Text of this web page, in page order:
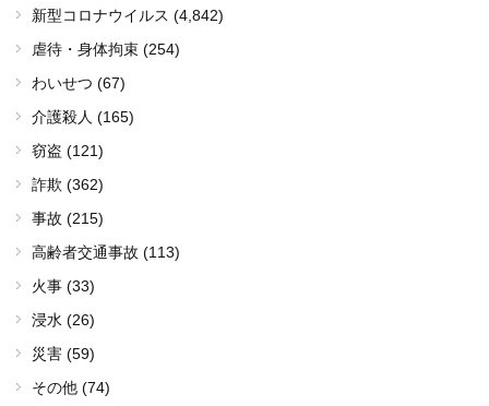
新型コロナウイルス (4,842)
虐待・身体拘束 (254)
わいせつ (67)
介護殺人 (165)
窃盗 (121)
詐欺 (362)
事故 (215)
高齢者交通事故 (113)
火事 (33)
浸水 (26)
災害 (59)
その他 (74)